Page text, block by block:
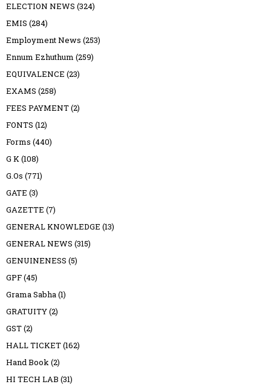
ELECTION NEWS (324)
EMIS (284)
Employment News (253)
Ennum Ezhuthum (259)
EQUIVALENCE (23)
EXAMS (258)
FEES PAYMENT(2)
FONTS (12)
Forms (440)
G K(108)
G.Os (771)
GATE (3)
GAZETTE (7)
GENERAL KNOWLEDGE (13)
GENERAL NEWS (315)
GENUINENESS (5)
GPF(45)
Grama Sabha(1)
GRATUITY(2)
GST(2)
HALL TICKET(162)
Hand Book(2)
HI TECH LAB (31)